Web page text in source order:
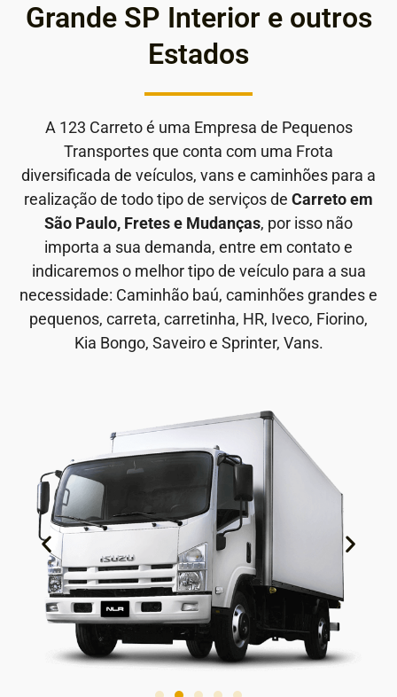
Grande SP Interior e outros
Estados
A 123 Carreto é uma Empresa de Pequenos
Transportes que conta com uma Frota
diversificada de veículos, vans e caminhões para a
realização de todo tipo de serviços de Carreto em
São Paulo, Fretes e Mudanças, por isso não
importa a sua demanda, entre em contato e
indicaremos o melhor tipo de veículo para a sua
necessidade: Caminhão baú, caminhões grandes e
pequenos, carreta, carretinha, HR, Iveco, Fiorino,
Kia Bongo, Saveiro e Sprinter, Vans.